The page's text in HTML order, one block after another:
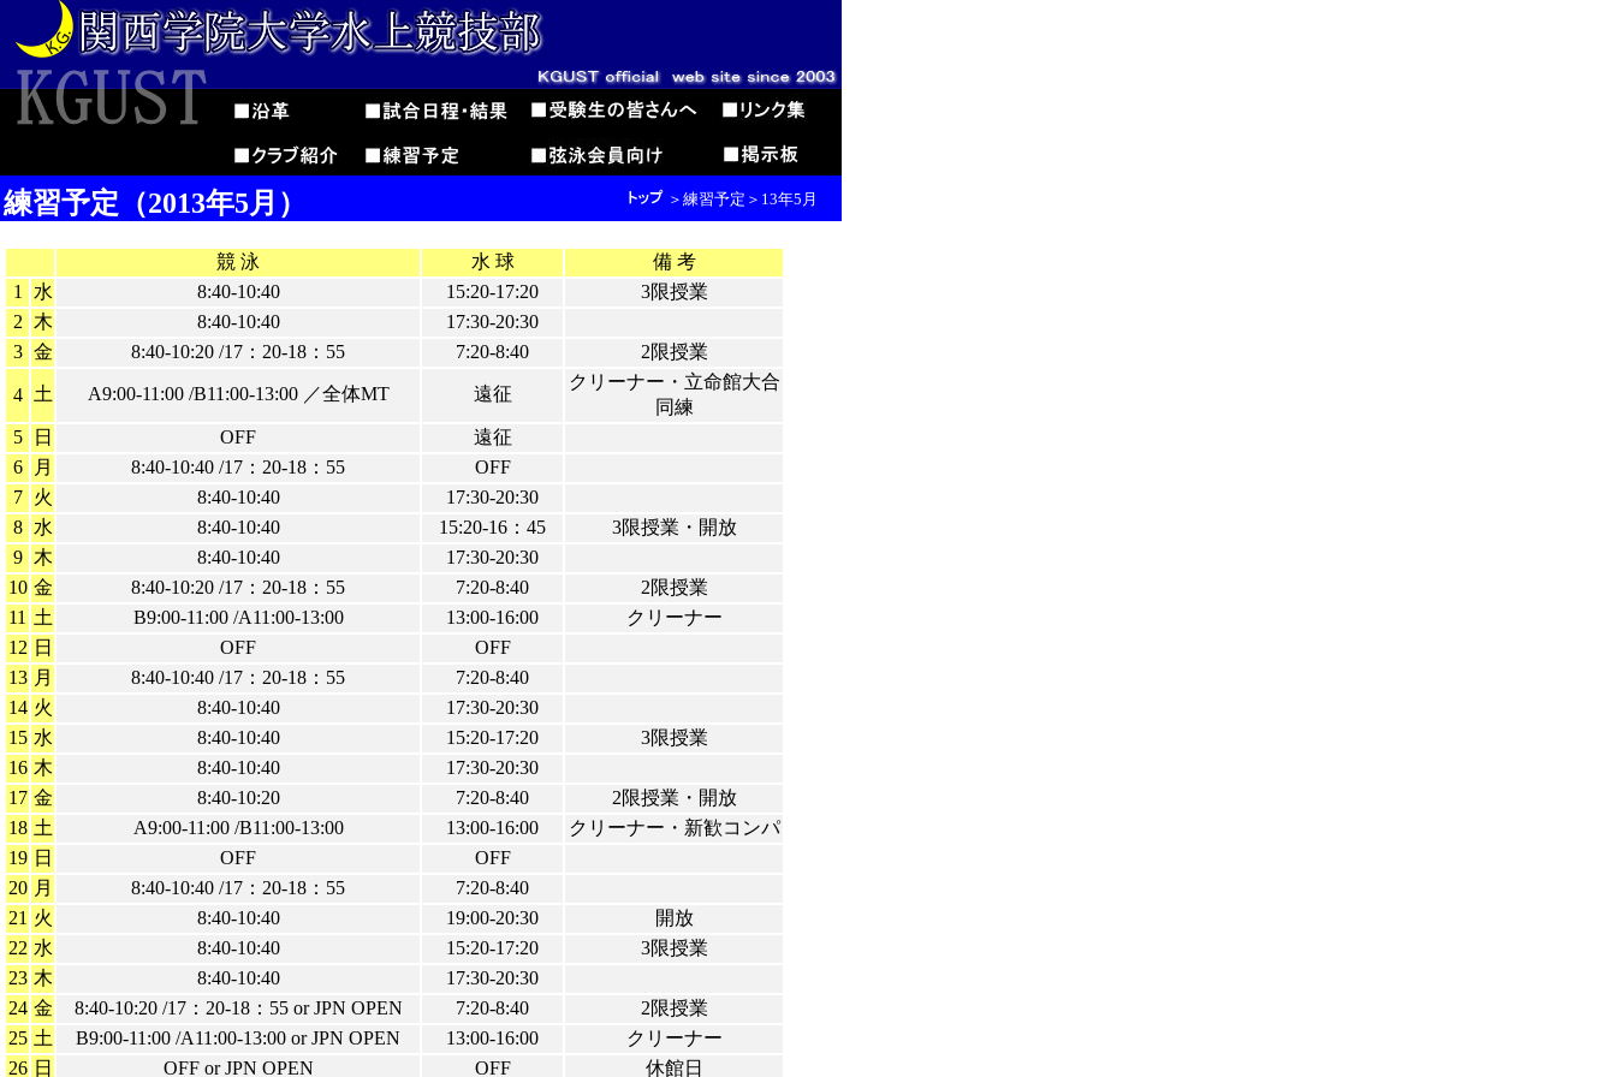
競 泳 水 球
備 考
1
水 8:40-10:40 15:20-17:20
3限授業
2
木 8:40-10:40
17:30-20:30
3 金 8:40-10:20 /17：20-18：55 7:20-8:40 2限授業
4 土 A9:00-11:00 /B11:00-13:00 ／全体MT 遠征
クリーナー・立命館大合
同練
5
日 OFF
遠征
6
月 8:40-10:40 /17：20-18：55
OFF
7
火 8:40-10:40
17:30-20:30
8
水 8:40-10:40 15:20-16：45
3限授業・開放
9
木 8:40-10:40
17:30-20:30
10 金 8:40-10:20 /17：20-18：55 7:20-8:40
2限授業
11 土 B9:00-11:00 /A11:00-13:00 13:00-16:00
クリーナー
12 日 OFF
OFF
13 月 8:40-10:40 /17：20-18：55
7:20-8:40
14 火 8:40-10:40
17:30-20:30
15 水 8:40-10:40 15:20-17:20
3限授業
16 木 8:40-10:40
17:30-20:30
17 金 8:40-10:20 7:20-8:40
2限授業・開放
18 土 A9:00-11:00 /B11:00-13:00 13:00-16:00
クリーナー・新歓コンパ
19 日 OFF
OFF
20 月 8:40-10:40 /17：20-18：55
7:20-8:40
21 火 8:40-10:40 19:00-20:30
開放
22 水 8:40-10:40 15:20-17:20
3限授業
23 木 8:40-10:40
17:30-20:30
24 金 8:40-10:20 /17：20-18：55 or JPN OPEN 7:20-8:40
2限授業
25 土 B9:00-11:00 /A11:00-13:00 or JPN OPEN 13:00-16:00
クリーナー
26 日 OFF or JPN OPEN OFF 休館日
練習予定（2013年5月） ＞練習予定＞13年5月